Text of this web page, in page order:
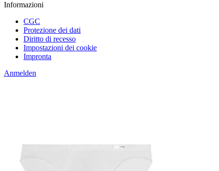
Informazioni
CGC
Protezione dei dati
Diritto di recesso
Impostazioni dei cookie
Impronta
Anmelden